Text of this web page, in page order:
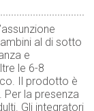
al di sotto
e
le 6-8
Il prodotto è
la presenza
Gli integratori